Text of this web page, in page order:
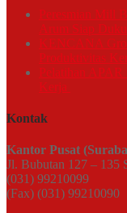
Peresmian Mill
Arum Siap
KENCANA
Produktivitas
Pelatihan
Kerja
Kontak
Kantor Pusat
Jl. Bubutan 127 – 135
(031) 99210099
(Fax) (031) 99210090